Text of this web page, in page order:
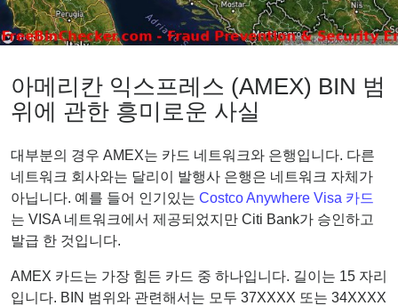
아메리칸 익스프레스 (AMEX) BIN 범
위에 관한 흥미로운 사실 ​​
대부분의 경우 AMEX는 카드 네트워크와 은행입니다. 다른
네트워크 회사와는 달리이 발행사 은행은 네트워크 자체가
아닙니다. 예를 들어 인기있는 Costco Anywhere Visa 카드
는 VISA 네트워크에서 제공되었지만 Citi Bank가 승인하고
발급 한 것입니다.
AMEX 카드는 가장 힘든 카드 중 하나입니다. 길이는 15 자리
입니다. BIN 범위와 관련해서는 모두 37XXXX 또는 34XXXX